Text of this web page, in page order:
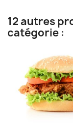
12 autres
catégorie :